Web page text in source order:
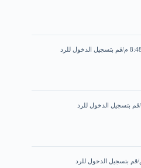
قم بتسجيل الدخول للرد
قم بتسجيل الدخول للرد
قم بتسجيل الدخول للرد